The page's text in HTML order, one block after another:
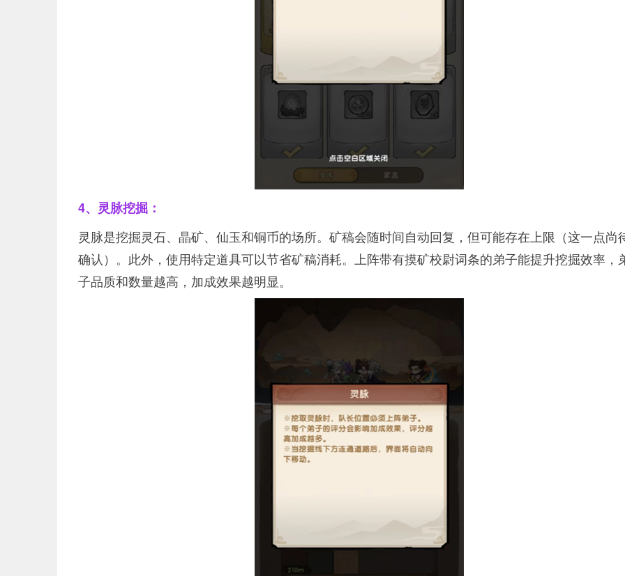
4、灵脉挖掘：
灵脉是挖掘灵石、晶矿、仙玉和铜币的场所。矿稿会随时间自动回复，但可能存在上限（这一点尚
确认）。此外，使用特定道具可以节省矿稿消耗。上阵带有摸矿校尉词条的弟子能提升挖掘效率，
子品质和数量越高，加成效果越明显。